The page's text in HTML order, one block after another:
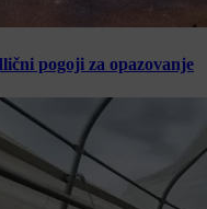
pogoji za opazovanje